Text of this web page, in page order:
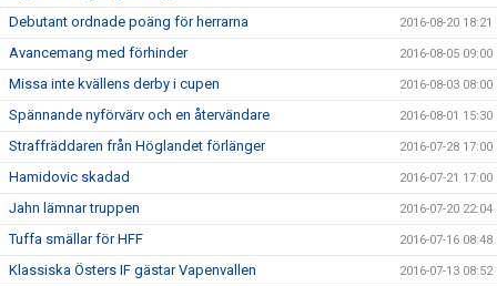
Debutant ordnade poäng för herrarna 2016-08-20 18:21
Avancemang med förhinder 2016-08-05 09:00
Missa inte kvällens derby i cupen 2016-08-03 08:00
Spännande nyförvärv och en återvändare 2016-08-01 15:30
Straffräddaren från Höglandet förlänger 2016-07-28 17:00
Hamidovic skadad 2016-07-21 17:00
Jahn lämnar truppen 2016-07-20 22:04
Tuffa smällar för HFF 2016-07-16 08:48
Klassiska Östers IF gästar Vapenvallen 2016-07-13 08:52